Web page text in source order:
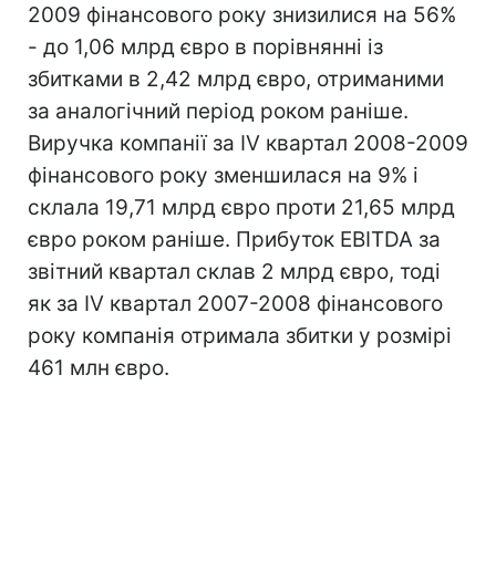
2009 фінансового року знизилися на 56%
- до 1,06 млрд євро в порівнянні із
збитками в 2,42 млрд євро, отриманими
за аналогічний період роком раніше.
Виручка компанії за IV квартал 2008-2009
фінансового року зменшилася на 9% і
склала 19,71 млрд євро проти 21,65 млрд
євро роком раніше. Прибуток EBITDA за
звітний квартал склав 2 млрд євро, тоді
як за IV квартал 2007-2008 фінансового
року компанія отримала збитки у розмірі
461 млн євро.